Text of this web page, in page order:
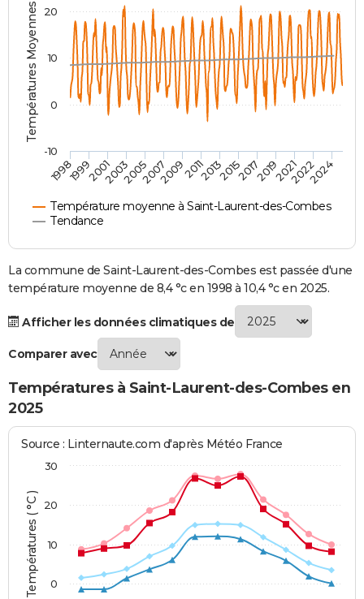
Destinations
City break
Voyage nature
Voyage de noces
Forum
Climat
PHOTO
GUIDES D'ACHAT
BONS PLANS
CARTE DE VOEUX
Carte de Noël
Carte Bonne année
Carte Saint-Valentin
Carte Pâques
Carte d'anniversaire
DICTIONNAIRE
Dictionnaire
Biographies
Citations
Expressions
Proverbes
PROGRAMME TV
COPAINS D'AVANT
S'inscrire
Se connecter
Lycées
Collèges
Primaires
Universités
Entreprises
Service militaire
Avis de recherche
AVIS DE DÉCÈS
FORUM
Températures Moyennes ( °C )
Température moyenne à Saint-Laurent-des-Combes
Tendance
199819992001200320052007200920112013201520172019202120222024
-10
0
10
20
La commune de Saint-Laurent-des-Combes est passée d'une
température moyenne de 8,4 °c en 1998 à 10,4 °c en 2025.
Afficher les données climatiques de
Comparer avec
Températures à Saint-Laurent-des-Combes en
2025
Températures ( °C )
Source : Linternaute.com d'après Météo France
0
10
20
30